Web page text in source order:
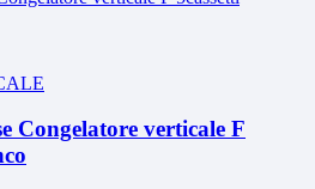
Congelatore verticale F